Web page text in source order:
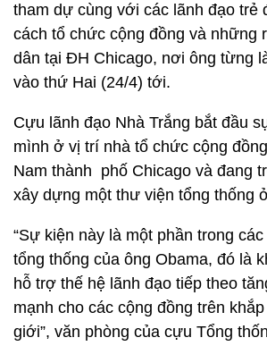
tham dự cùng với các lãnh đạo trẻ
cách tổ chức cộng đồng và những
dân tại ĐH Chicago, nơi ông từng
vào thứ Hai (24/4) tới.
Cựu lãnh đạo Nhà Trắng bắt đầu
mình ở vị trí nhà tổ chức cộng
Nam thành phố Chicago và đang
xây dựng một thư viện tổng thống
“Sự kiện này là một phần trong
tổng thống của ông Obama, đó là
hỗ trợ thế hệ lãnh đạo tiếp theo
mạnh cho các cộng đồng trên
giới”, văn phòng của cựu Tổng